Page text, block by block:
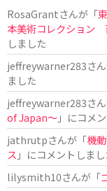
RosaGrantさんが「
本美術コレクション
しました
jeffreywarner283さ
ました
jeffreywarner283さ
of Japan〜」にコメ
jathrutpさんが「機
ス 」にコメントしま
lilysmith10さんが「